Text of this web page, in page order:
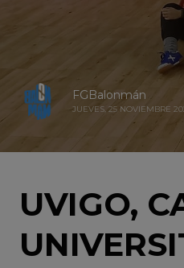
FGBalonmán
JUEVES, 25 NOVIEMBRE
UVIGO,